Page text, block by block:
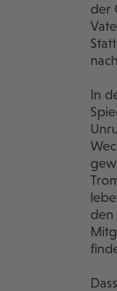
der
In
den